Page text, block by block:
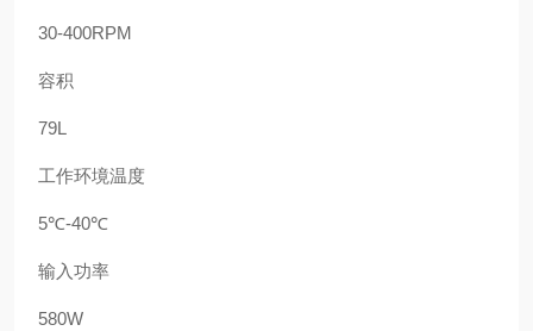
30-400RPM
容积
79L
工作环境温度
5℃-40℃
输入功率
580W